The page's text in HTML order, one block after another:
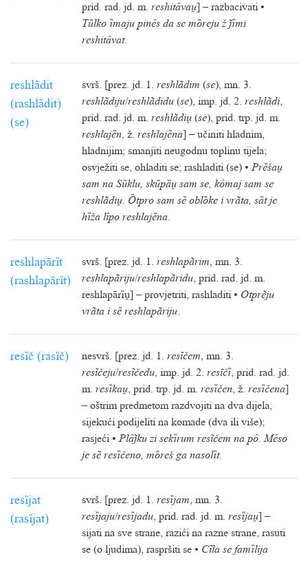
prid. rad. jd. m. reshitȃva ] – razbacivati •
Tȕlko ȉmaju pinȇs da se mȍreju ž ȉmi
reshitȃvat.
reshlãdit
(rashlãdit)
(se)
svrš. [prez. jd. 1. reshlãdim (se), mn. 3.
reshlãdiju/reshlãdidu (se), imp. jd. 2. reshlãdi,
prid. rad. jd. m. reshlãdi (se), prid. trp. jd. m.
reshlajȅn, ž. reshlajȅna ] – učiniti hladnim,
hladnijim; smanjiti neugodnu toplinu tijela;
osvježiti se, ohladiti se; rashladiti (se) •Prȅša
sam na Sȕklu, skūpȁ sam se, kȏmaj sam se
reshlãdi. Ȍtpro sam sȅ oblȍke i vrãta, sȁt je
hȉža lȋpo reshlajȅna.
reshlapārȉt
(rashlapārȉt)
svrš. [prez. jd. 1. reshlapãrim, mn. 3.
reshlapãriju/reshlapãridu, prid. rad. jd. m.
reshlapārȉ] – provjetriti, rashladiti • Otprẽju
vrãta i sȅ reshlapãriju.
resȉč (rasȉč) nesvrš. [prez. jd. 1. resĩčem, mn. 3.
resĩčeju/resĩčedu, imp. jd. 2. resīčȉ, prid. rad. jd.
m. resȉka, prid. trp. jd. m. resȉčen, ž. resȉčena
– oštrim predmetom razdvojiti na dva dijela,
sijekući podijeliti na komade (dva ili više);
rasjeći •Plȃku zi sekȉrum resĩčem na pȏ. Mȇso
je sȅ resȉčeno, mȍreš ga nasolȉt.
resȉjat
(rasȉjat)
svrš. [prez. jd. 1. resȉjam, mn. 3.
resȉjaju/resȉjadu, prid. rad. jd. m. resȉja ] –
sijati na sve strane, razići na razne strane, rasuti
se (o ljudima), raspršiti se • Cĩla se famȉlija